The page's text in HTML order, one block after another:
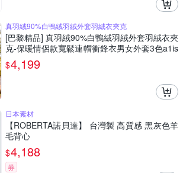
真羽絨90%白鴨絨羽絨外套羽絨衣夾克
[巴黎精品] 真羽絨90%白鴨絨羽絨外套羽絨衣夾
克-保暖情侶款寬鬆連帽衝鋒衣男女外套3色a1is
4
$4,199
日本素材
【ROBERTA諾貝達】 台灣製 高質感 黑灰色羊
毛背心
$4,188
券